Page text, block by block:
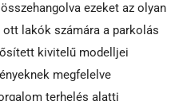
ezeket az olyan
lakók számára a parkolás
kivitelű modelljei
megfelelve
terhelés alatti